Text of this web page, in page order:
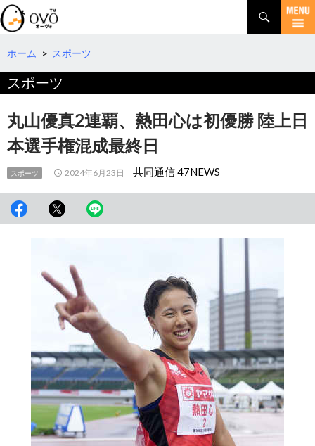
検
索
コ
テ
へ
動
ホーム > スポーツ
スポーツ
丸山優真2連覇、熱田心は初優勝 陸上日
本選手権混成最終日
スポーツ 2024年6月23日 共同通信 47NEWS